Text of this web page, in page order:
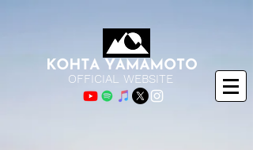
OFFICIAL WEBSITE